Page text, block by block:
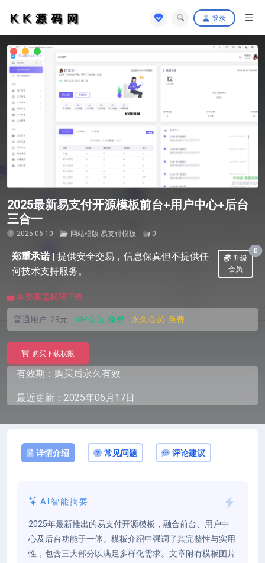
登录
2025最新易支付开源模板前台+用户中心+后台
三合一
2025-06-10 网站模版 易支付模板 0
郑重承诺
提供安全交易，信息保真但不提供任
何技术支持服务。
升级
会员
0
本资源需权限下载
普通用户: 29元 VIP会员: 免费 永久会员: 免费
购买下载权限
有效期：购买后永久有效
最近更新：2025年06月17日
详情介绍 常见问题 评论建议
AI智能摘要
2025年最新推出的易支付开源模板，融合前台、用户中
心及后台功能于一体。模板介绍中强调了其完整性与实用
性，包含三大部分以满足多样化需求。文章附有模板图片